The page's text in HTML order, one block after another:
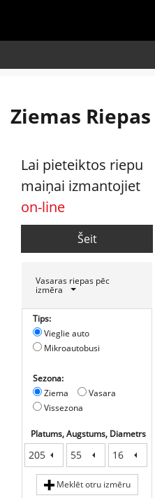
Ziemas Riepas
Lai pieteiktos riepu
maiņai izmantojiet
on-line
Šeit
Vasaras riepas pēc
izmēra
Tips:
Vieglie auto
Mikroautobusi
Sezona:
Ziema
Vasara
Vissezona
Platums, Augstums, Diametrs
205 55 16
Meklēt otru izmēru